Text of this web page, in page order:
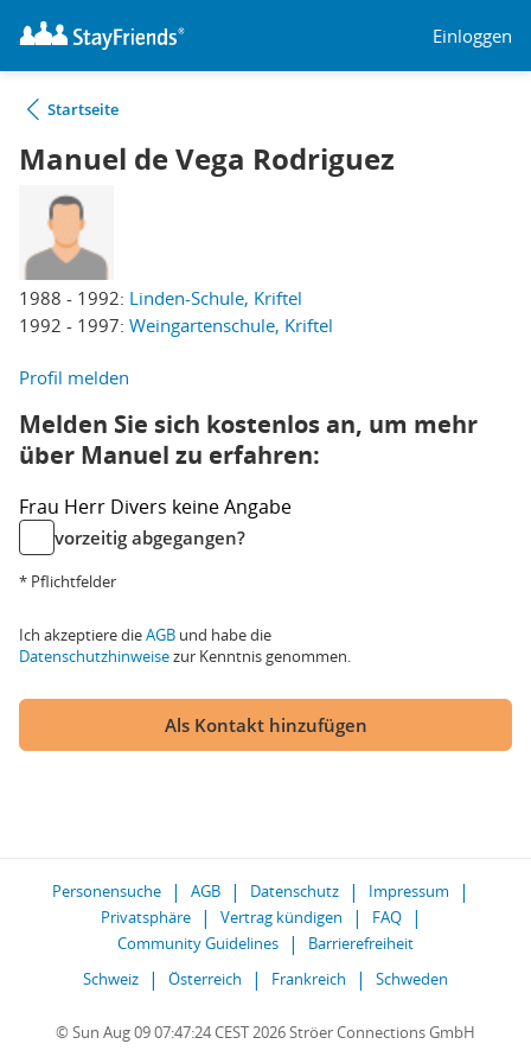
Einloggen
Startseite
Manuel de Vega Rodriguez
1988 - 1992: Linden-Schule, Kriftel
1992 - 1997: Weingartenschule, Kriftel
Profil melden
Melden Sie sich kostenlos an, um mehr
über Manuel zu erfahren:
Frau Herr Divers keine Angabe
vorzeitig abgegangen?
* Pflichtfelder
Ich akzeptiere dieAGB und habe die
Datenschutzhinweisezur Kenntnis genommen.
Als Kontakt hinzufügen
Personensuche AGB Datenschutz
Impressum
Privatsphäre
Vertrag kündigen
FAQ
Community Guidelines
Barrierefreiheit
Schweiz
Österreich Frankreich Schweden
© Sun Aug 09 07:47:24 CEST 2026 Ströer Connections GmbH